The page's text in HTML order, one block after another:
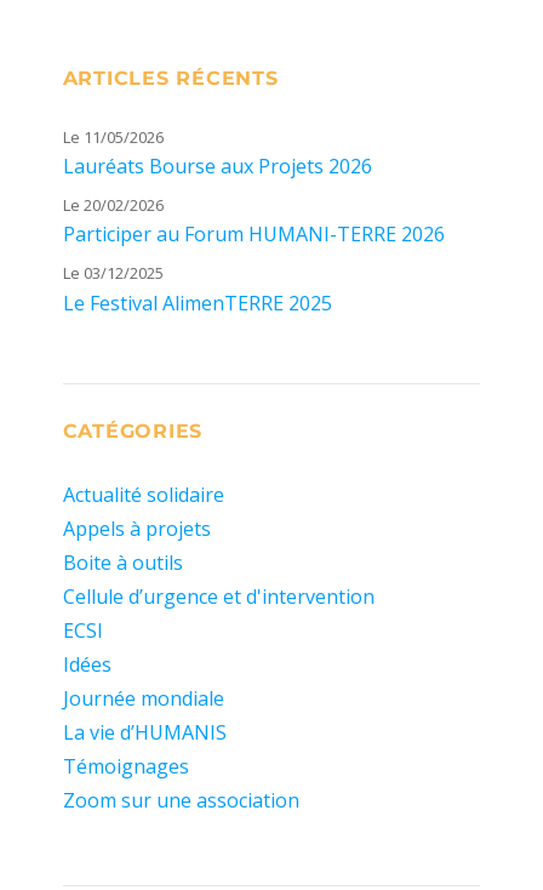
ARTICLES RÉCENTS
Le 11/05/2026
Lauréats Bourse aux Projets 2026
Le 20/02/2026
Participer au Forum HUMANI-TERRE 2026
Le 03/12/2025
Le Festival AlimenTERRE 2025
CATÉGORIES
Actualité solidaire
Appels à projets
Boite à outils
Cellule d’urgence et d'intervention
ECSI
Idées
Journée mondiale
La vie d’HUMANIS
Témoignages
Zoom sur une association